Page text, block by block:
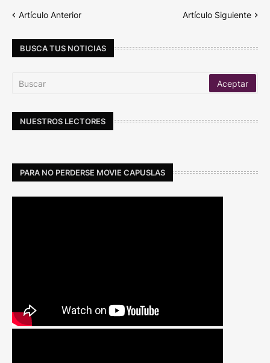
Artículo Anterior Artículo Siguiente
BUSCA TUS NOTICIAS
NUESTROS LECTORES
PARA NO PERDERSE MOVIE CAPUSLAS